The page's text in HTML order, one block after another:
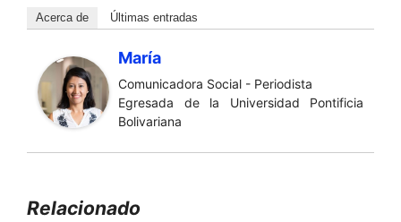
Acerca de Últimas entradas
María
Comunicadora Social - Periodista
Egresada de la Universidad Pontificia
Bolivariana
Relacionado